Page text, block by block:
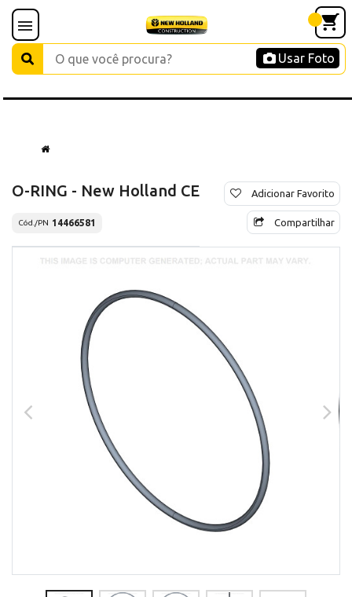
Usar Foto
O-RING - New Holland CE
Cód./PN 14466581
Adicionar Favorito
Compartilhar